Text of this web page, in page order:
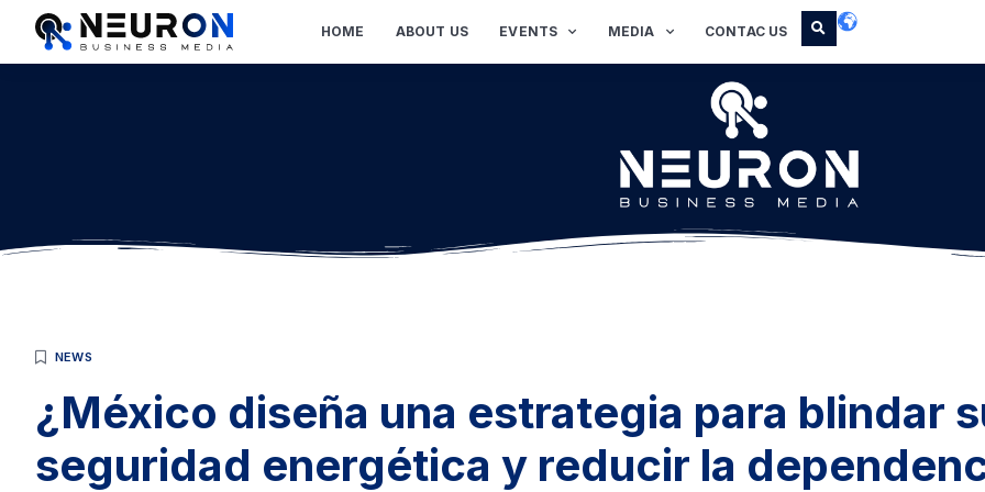
HOME ABOUT US EVENTS MEDIA CONTAC US
NEWS
¿México diseña una estrategia para blindar
seguridad energética y reducir la